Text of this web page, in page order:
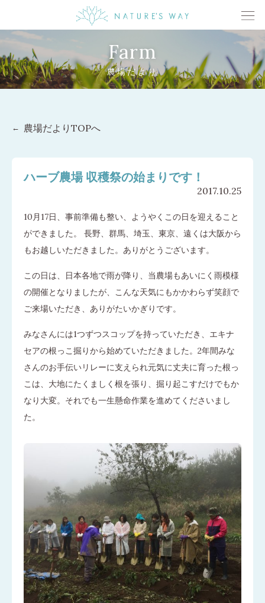
Farm
農場だより
農場だよりTOPへ
ハーブ農場 収穫祭の始まりです！
2017.10.25
10月17日、事前準備も整い、ようやくこの日を迎えること
ができました。 長野、群馬、埼玉、東京、遠くは大阪から
もお越しいただきました。ありがとうございます。
この日は、日本各地で雨が降り、当農場もあいにく雨模様
の開催となりましたが、こんな天気にもかかわらず笑顔で
ご来場いただき、ありがたいかぎりです。
みなさんには1つずつスコップを持っていただき、エキナ
セアの根っこ掘りから始めていただきました。2年間みな
さんのお手伝いリレーに支えられ元気に丈夫に育った根っ
こは、大地にたくましく根を張り、掘り起こすだけでもか
なり大変。それでも一生懸命作業を進めてくださいまし
た。